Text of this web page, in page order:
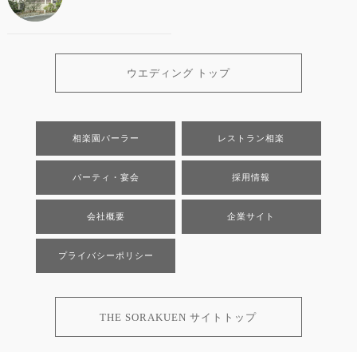
ウエディング トップ
相楽園パーラー レストラン相楽
パーティ・宴会 採用情報
会社概要 企業サイト
プライバシーポリシー
THE SORAKUEN サイトトップ